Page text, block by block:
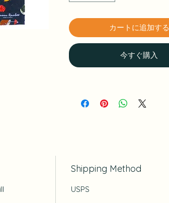
カートに追加する
今すぐ購入
Shipping Method
USPS